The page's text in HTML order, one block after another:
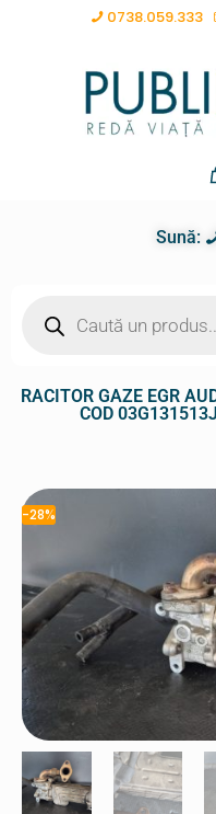
0738.059.333
Sună:
RACITOR GAZE EGR
COD
-28%